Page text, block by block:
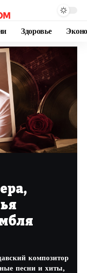
Здоровье
композитор
песни и хиты,